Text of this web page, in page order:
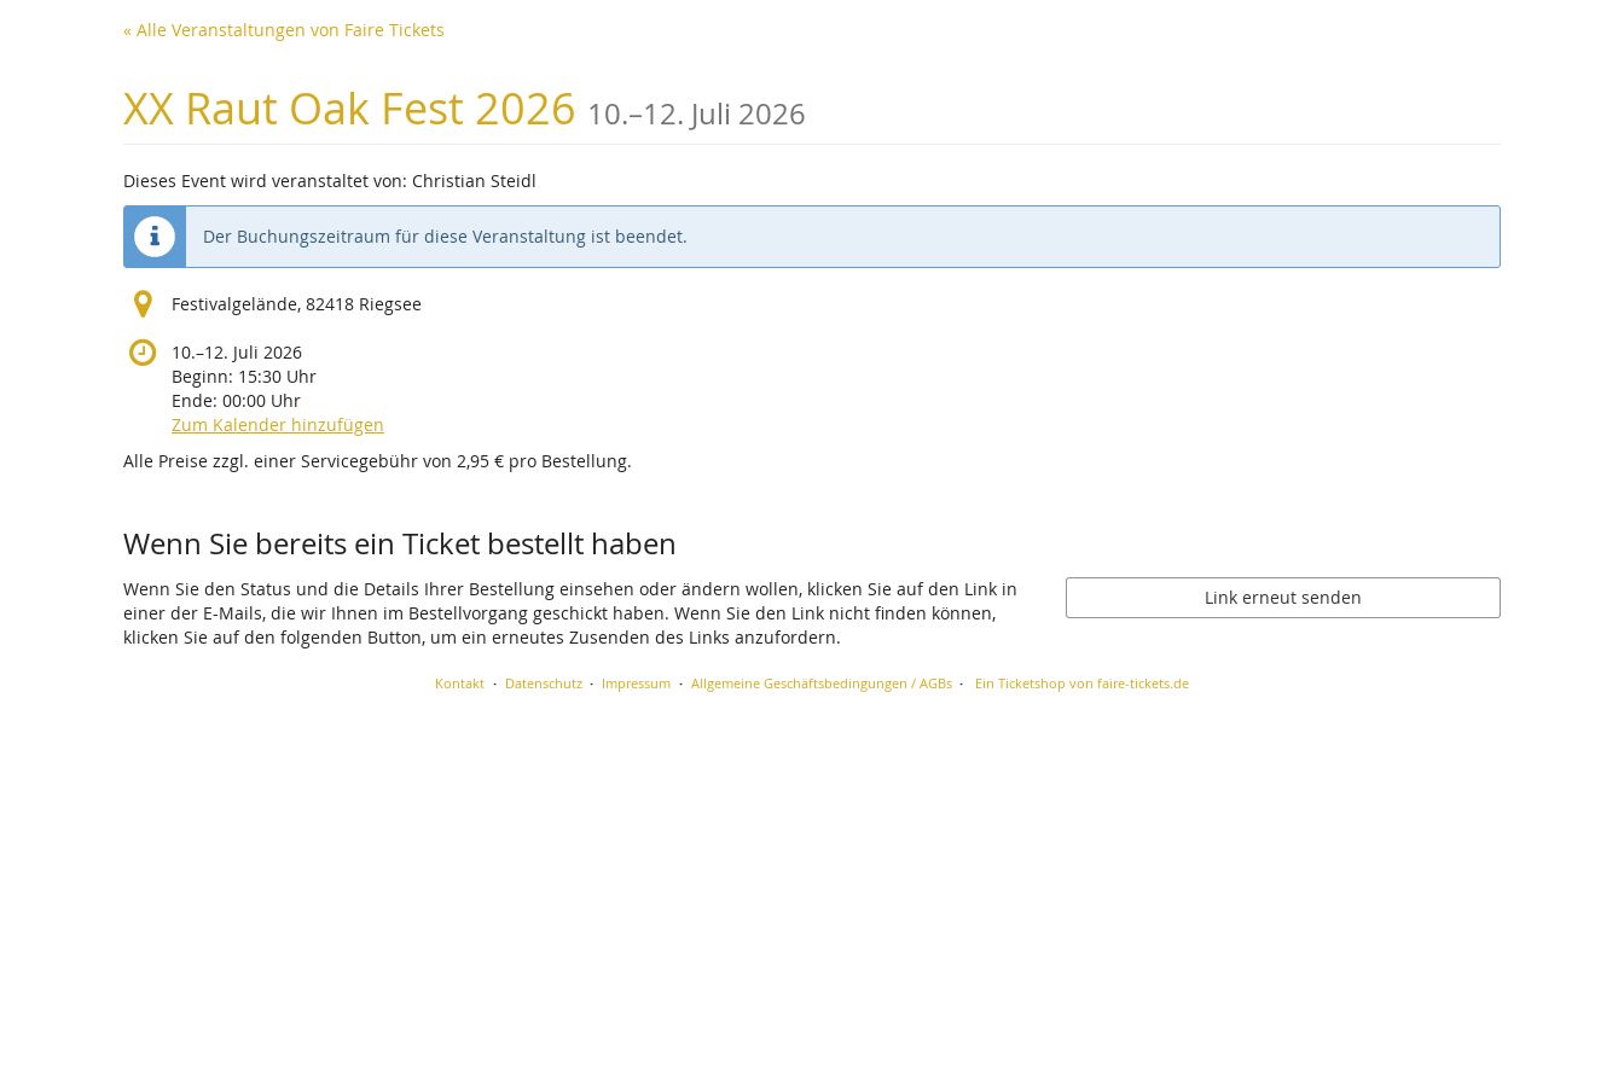
« Alle Veranstaltungen von Faire Tickets
XX Raut Oak Fest 2026 10.–bis
12. Juli 2026
Dieses Event wird veranstaltet von: Christian Steidl
Der Buchungszeitraum für diese Veranstaltung ist beendet.
Festivalgelände, 82418 Riegsee
10.–bis
12. Juli 2026
Beginn: 15:30 Uhr
Ende: 00:00 Uhr
Zum Kalender hinzufügen
Alle Preise zzgl. einer Servicegebühr von 2,95 € pro Bestellung.
Wenn Sie bereits ein Ticket bestellt haben
Wenn Sie den Status und die Details Ihrer Bestellung einsehen oder ändern wollen, klicken Sie auf den Link in
einer der E-Mails, die wir Ihnen im Bestellvorgang geschickt haben. Wenn Sie den Link nicht finden können,
klicken Sie auf den folgenden Button, um ein erneutes Zusenden des Links anzufordern.
Link erneut senden
Kontakt Datenschutz Impressum Allgemeine Geschäftsbedingungen / AGBs Ein Ticketshop von faire-tickets.de